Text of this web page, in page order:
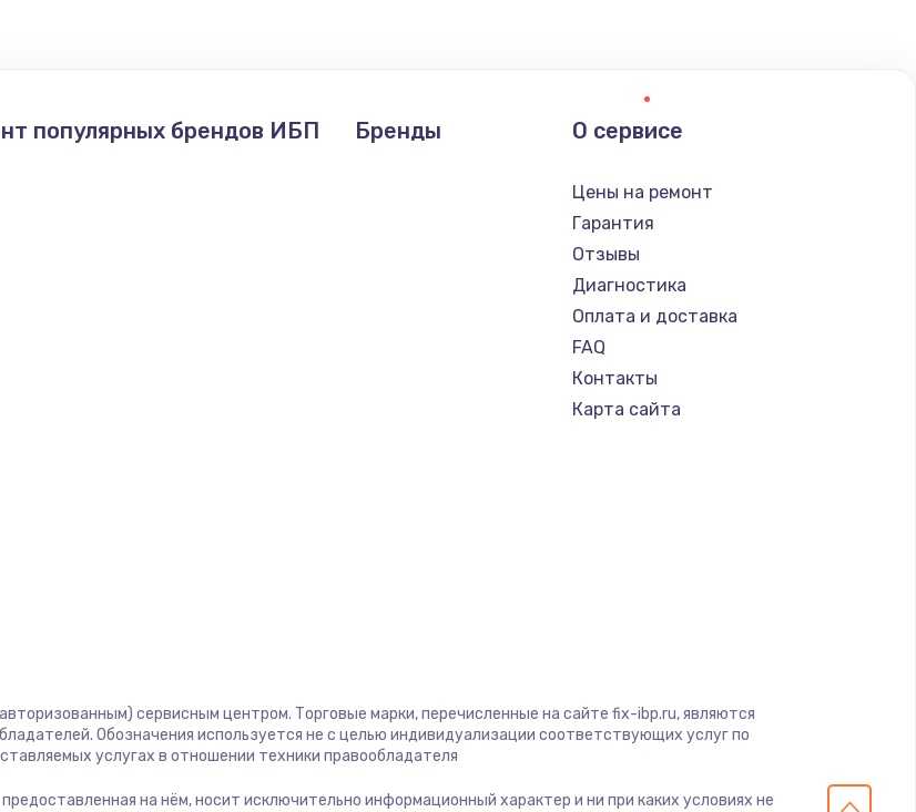
популярных брендов ИБП Бренды О сервисе
Цены на ремонт
Гарантия
Отзывы
Диагностика
Оплата и доставка
FAQ
Контакты
Карта сайта
сервисным центром. Торговые марки, перечисленные на сайте fix-ibp.ru, являются
Обозначения используется не с целью индивидуализации соответствующих услуг по
услугах в отношении техники правообладателя
на нём, носит исключительно информационный характер и ни при каких условиях не